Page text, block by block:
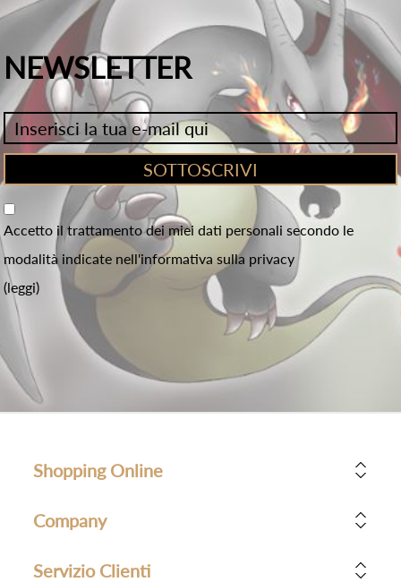
NEWSLETTER
Accetto il trattamento dei miei dati personali secondo le
modalità indicate nell'informativa sulla privacy
(leggi)
Shopping Online
Company
Servizio Clienti